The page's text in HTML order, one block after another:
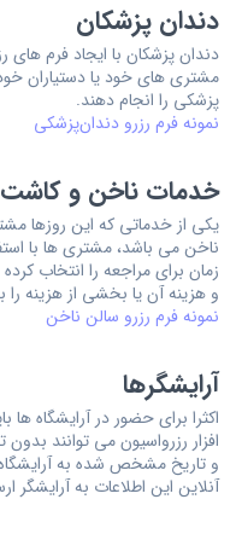
دندان پزشکان
دندان پزشکان با ایجاد فرم های
مشتری های خود یا دستیاران خود
پزشکی را انجام دهند.
نمونه فرم رزرو دندان‌پزشکی
خدمات ناخن و
یکی از خدماتی که این روزها
ناخن می باشد، مشتری ها با
زمان برای مراجعه را انتخاب
و هزینه آن یا بخشی از هزینه
نمونه فرم رزرو سالن ناخن
آرایشگرها
اکثرا برای حضور در آرایشگاه ها
افزار رزرواسیون می توانند
و تاریخ مشخص شده به
آنلاین این اطلاعات به آرایشگر